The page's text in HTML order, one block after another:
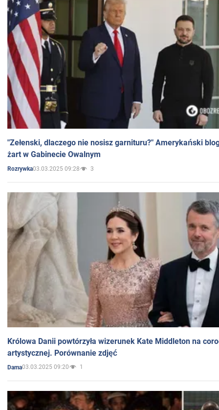
"Zełenski, dlaczego nie nosisz garnituru?" Amerykański
żart w Gabinecie Owalnym
Rozrywka03.03.2025 09:28 3
Królowa Danii powtórzyła wizerunek Kate Middleton na
artystycznej. Porównanie zdjęć
Dama03.03.2025 09:20 1